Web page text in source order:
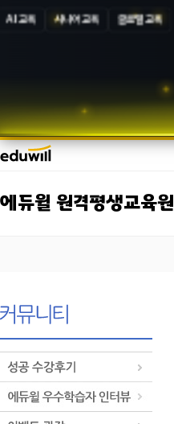
AI 교육 시니어 교육 글로벌 교육
에듀윌 원격평생교육원